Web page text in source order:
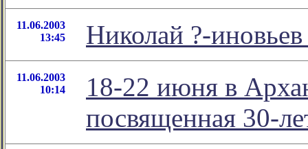
11.06.2003
13:45
Николай ?-
11.06.2003
10:14
18-22 июня в
посвященная 30-